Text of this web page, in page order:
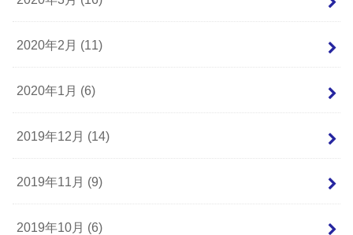
2020年2月 (11)
2020年1月 (6)
2019年12月 (14)
2019年11月 (9)
2019年10月 (6)